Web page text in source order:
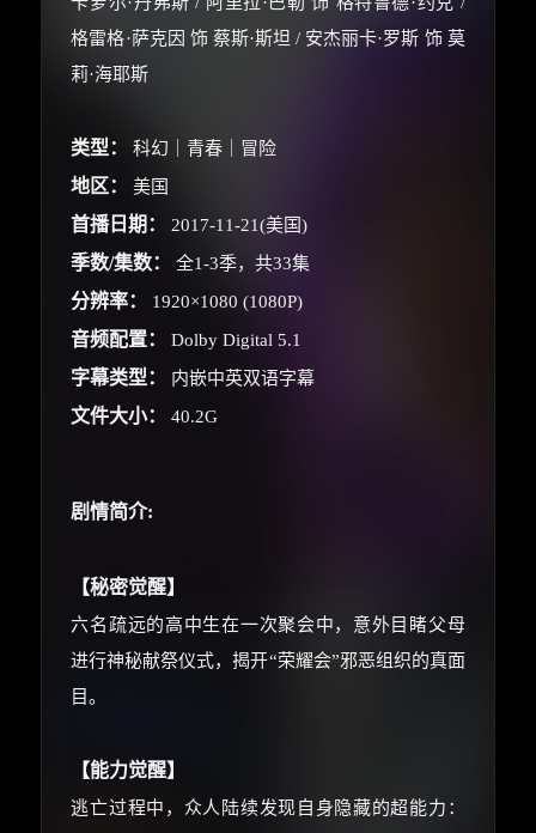
格雷格·萨克因 饰 蔡斯·斯坦 / 安杰丽卡·罗斯 饰 莫
莉·海耶斯
类型： 科幻｜青春｜冒险
地区： 美国
首播日期： 2017-11-21(美国)
季数/集数： 全1-3季，共33集
分辨率： 1920×1080 (1080P)
音频配置： Dolby Digital 5.1
字幕类型： 内嵌中英双语字幕
文件大小： 40.2G
剧情简介:
【秘密觉醒】
六名疏远的高中生在一次聚会中，意外目睹父母
进行神秘献祭仪式，揭开“荣耀会”邪恶组织的真面
目。
【能力觉醒】
逃亡过程中，众人陆续发现自身隐藏的超能力：
🧧 福利领取站
☕
你需要的各种会员，都可低价购买！
还有支付宝现金红包、外卖红包、
⚡